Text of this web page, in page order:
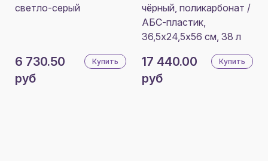
светло-серый
6 730.50
руб
Купить
чёрный, поликарбонат /
АБС-пластик,
36,5х24,5х56 см, 38 л
17 440.00
руб
Купить